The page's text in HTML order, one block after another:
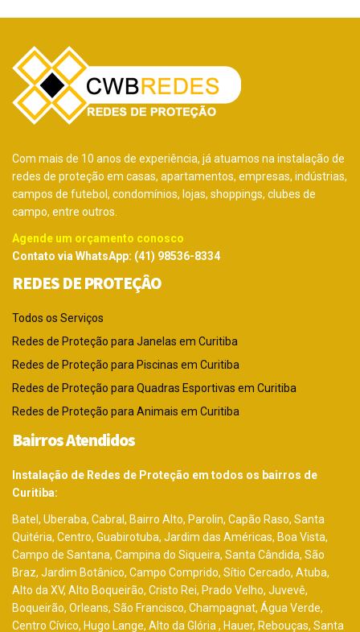
Com mais de 10 anos de experiência, já atuamos na instalação de
redes de proteção em casas, apartamentos, empresas, indústrias,
campos de futebol, condomínios, lojas, shoppings, clubes de
campo, entre outros.
Agende um orçamento conosco
Contato via WhatsApp: (41) 98536-8334
REDES DE PROTEÇÂO
Todos os Serviços
Redes de Proteção para Janelas em Curitiba
Redes de Proteção para Piscinas em Curitiba
Redes de Proteção para Quadras Esportivas em Curitiba
Redes de Proteção para Animais em Curitiba
Bairros Atendidos
Instalação de Redes de Proteção em todos os bairros de
Curitiba:
Batel, Uberaba, Cabral, Bairro Alto, Parolin, Capão Raso, Santa
Quitéria, Centro, Guabirotuba, Jardim das Américas, Boa Vista,
Campo de Santana, Campina do Siqueira, Santa Cândida, São
Braz, Jardim Botânico, Campo Comprido, Sítio Cercado, Atuba,
Alto da XV, Alto Boqueirão, Cristo Rei, Prado Velho, Juvevê,
Boqueirão, Orleans, São Francisco, Champagnat, Água Verde,
Centro Cívico, Hugo Lange, Alto da Glória , Hauer, Rebouças, Santa